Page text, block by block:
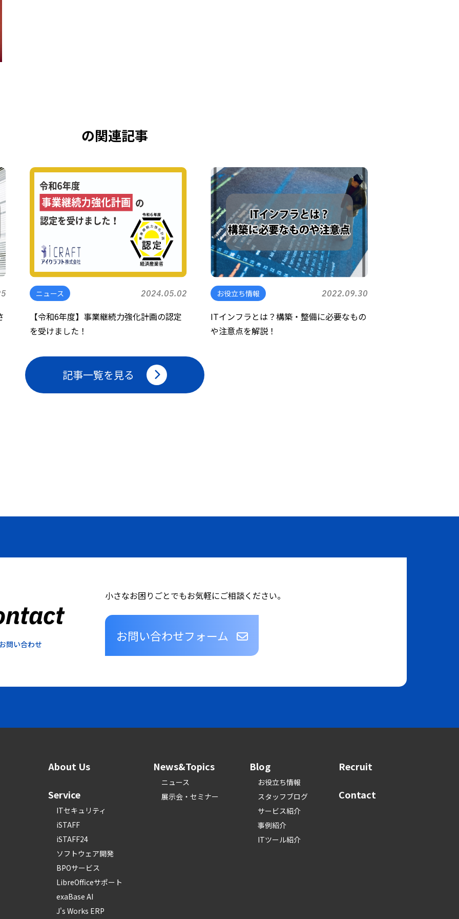
の関連記事
ニュース 2024.05.02
【令和6年度】事業継続力強化計画の認定
を受けました！
お役立ち情報 2022.09.30
ITインフラとは？構築・整備に必要なもの
や注意点を解説！
記事一覧を見る
問い合わせ
小さなお困りごとでもお気軽にご相談ください。
お問い合わせフォーム
About Us
Service
ITセキュリティ
iSTAFF
iSTAFF24
ソフトウェア開発
BPOサービス
LibreOfficeサポート
exaBase AI
J's Works ERP
News&Topics
ニュース
展示会・セミナー
Blog
お役立ち情報
スタッフブログ
サービス紹介
事例紹介
ITツール紹介
Recruit
Contact